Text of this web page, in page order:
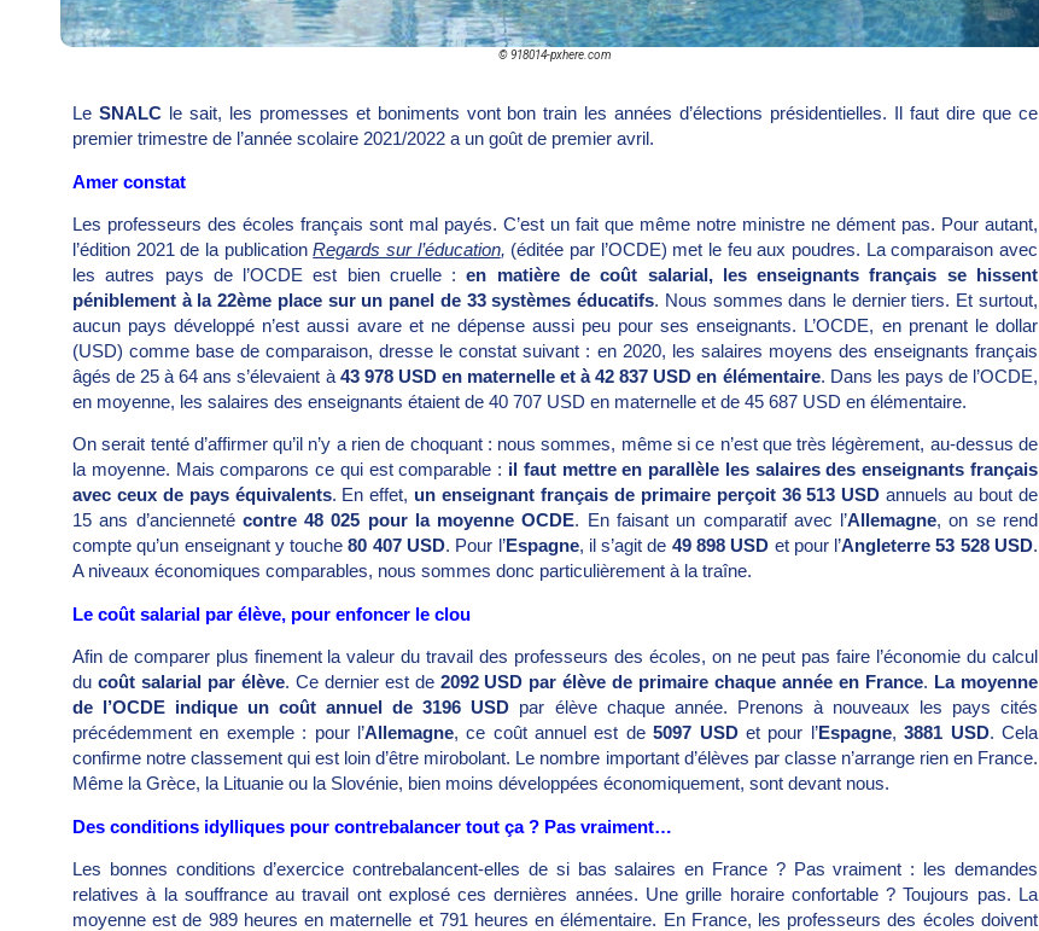
© 918014-pxhere.com
Le SNALCle sait, les promesses et boniments vont bon train les années d’élections présidentielles. Il faut dire que ce
premier trimestre de l’année scolaire 2021/2022 a un goût de premier avril.
Amer constat
Les professeurs des écoles français sont mal payés. C’est un fait que même notre ministre ne dément pas. Pour autant,
l’édition 2021 de la publication Regards sur l’éducation, (éditée par l’OCDE) met le feu aux poudres. La comparaison avec
les autres pays de l’OCDE est bien cruelle :en matière de coût salarial, les enseignants français se hissent
péniblement à la 22ème place sur un panel de 33 systèmes éducatifs. Nous sommes dans le dernier tiers. Et surtout,
aucun pays développé n’est aussi avare et ne dépense aussi peu pour ses enseignants. L’OCDE, en prenant le dollar
(USD) comme base de comparaison, dresse le constat suivant : en 2020, les salaires moyens des enseignants français
âgés de 25 à 64 ans s’élevaient à 43 978 USD en maternelle et à 42 837 USD en élémentaire. Dans les pays de l’OCDE,
en moyenne, les salaires des enseignants étaient de 40 707 USD en maternelle et de 45 687 USD en élémentaire.
On serait tenté d’affirmer qu’il n’y a rien de choquant : nous sommes, même si ce n’est que très légèrement, au-dessus de
la moyenne. Mais comparons ce qui est comparable : il faut mettre en parallèle les salaires des enseignants français
avec ceux de pays équivalents. En effet, un enseignant français de primaire perçoit 36 513 USD annuels au bout de
15 ans d’ancienneté contre 48 025 pour la moyenne OCDE. En faisant un comparatif avec l’Allemagne, on se rend
compte qu’un enseignant y touche80 407 USD. Pour l’Espagne, il s’agit de 49 898 USD et pour l’Angleterre 53 528 USD.
A niveaux économiques comparables, nous sommes donc particulièrement à la traîne.
Le coût salarial par élève, pour enfoncer le clou
Afin de comparer plus finement la valeur du travail des professeurs des écoles, on ne peut pas faire l’économie du calcul
du coût salarial par élève. Ce dernier est de 2092 USD par élève de primaire chaque année en France. La moyenne
de l’OCDE indique un coût annuel de 3196 USD par élève chaque année. Prenons à nouveaux les pays cités
précédemment en exemple : pour l’Allemagne, ce coût annuel est de5097 USDet pour l’Espagne,3881 USD. Cela
confirme notre classement qui est loin d’être mirobolant. Le nombre important d’élèves par classe n’arrange rien en France.
Même la Grèce, la Lituanie ou la Slovénie, bien moins développées économiquement, sont devant nous.
Des conditions idylliques pour contrebalancer tout ça ? Pas vraiment…
Les bonnes conditions d’exercice contrebalancent-elles de si bas salaires en France ? Pas vraiment : les demandes
relatives à la souffrance au travail ont explosé ces dernières années. Une grille horaire confortable ? Toujours pas. La
moyenne est de 989 heures en maternelle et 791 heures en élémentaire. En France, les professeurs des écoles doivent